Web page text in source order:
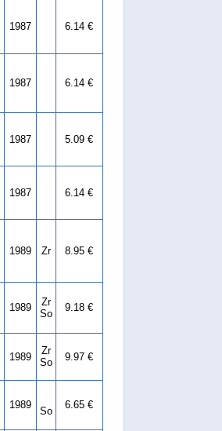
1987 6.14 €
1987 6.14 €
1987 5.09 €
1987 6.14 €
1989 Zr 8.95 €
1989
Zr
So
9.18 €
1989
Zr
So
9.97 €
1989
So
6.65 €